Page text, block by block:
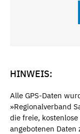
HINWEIS:
Alle GPS-Daten
»Regionalverband
die freie,
angebotenen